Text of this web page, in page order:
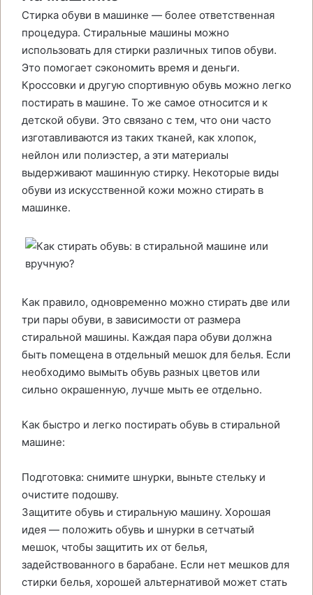
Стирка обуви в машинке — более ответственная
процедура. Стиральные машины можно
использовать для стирки различных типов обуви.
Это помогает сэкономить время и деньги.
Кроссовки и другую спортивную обувь можно легко
постирать в машине. То же самое относится и к
детской обуви. Это связано с тем, что они часто
изготавливаются из таких тканей, как хлопок,
нейлон или полиэстер, а эти материалы
выдерживают машинную стирку. Некоторые виды
обуви из искусственной кожи можно стирать в
машинке.
Как правило, одновременно можно стирать две или
три пары обуви, в зависимости от размера
стиральной машины. Каждая пара обуви должна
быть помещена в отдельный мешок для белья. Если
необходимо вымыть обувь разных цветов или
сильно окрашенную, лучше мыть ее отдельно.
Как быстро и легко постирать обувь в стиральной
машине:
Подготовка: снимите шнурки, выньте стельку и
очистите подошву.
Защитите обувь и стиральную машину. Хорошая
идея — положить обувь и шнурки в сетчатый
мешок, чтобы защитить их от белья,
задействованного в барабане. Если нет мешков для
стирки белья, хорошей альтернативой может стать